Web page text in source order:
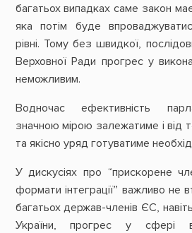
багатьох випадках саме закон
яка потім буде
рівні. Тому без швидкої,
Верховної Ради прогрес у
неможливим.
Водночас ефективність
значною мірою залежатиме і від
та якісно уряд готуватиме
У дискусіях про “прискорене
формати інтеграції” важливо не
багатьох держав-членів ЄС,
України, прогрес у сфері